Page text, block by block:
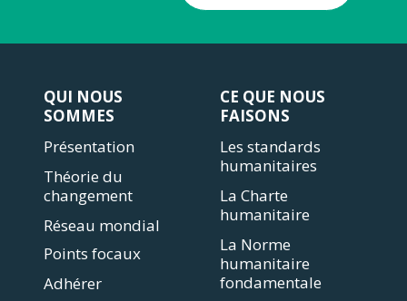
QUI NOUS
SOMMES
Présentation
Théorie du
changement
Réseau mondial
Points focaux
Adhérer
CE QUE NOUS
FAISONS
Les standards
humanitaires
La Charte
humanitaire
La Norme
humanitaire
fondamentale